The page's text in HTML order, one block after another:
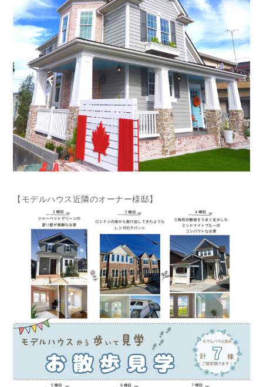
【モデルハウス近隣のオーナー様邸】